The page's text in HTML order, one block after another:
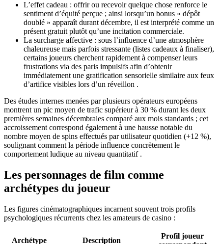
L’effet cadeau : offrir ou recevoir quelque chose renforce le
sentiment d’équité perçue ; ainsi lorsqu’un bonus « dépôt
doublé » apparaît durant décembre, il est interprété comme un
présent gratuit plutôt qu’une incitation commerciale.
La surcharge affective : sous l’influence d’une atmosphère
chaleureuse mais parfois stressante (listes cadeaux à finaliser),
certains joueurs cherchent rapidement à compenser leurs
frustrations via des paris impulsifs afin d’obtenir
immédiatement une gratification sensorielle similaire aux feux
d’artifice visibles lors d’un réveillon .
Des études internes menées par plusieurs opérateurs européens
montrent un pic moyen de trafic supérieur à 30 % durant les deux
premières semaines décembrales comparé aux mois standards ; cet
accroissement correspond également à une hausse notable du
nombre moyen de spins effectués par utilisateur quotidien (+12 %),
soulignant comment la période influence concrètement le
comportement ludique au niveau quantitatif .
Les personnages de film comme
archétypes du joueur
Les figures cinématographiques incarnent souvent trois profils
psychologiques récurrents chez les amateurs de casino :
Archétype Description
Profil joueur